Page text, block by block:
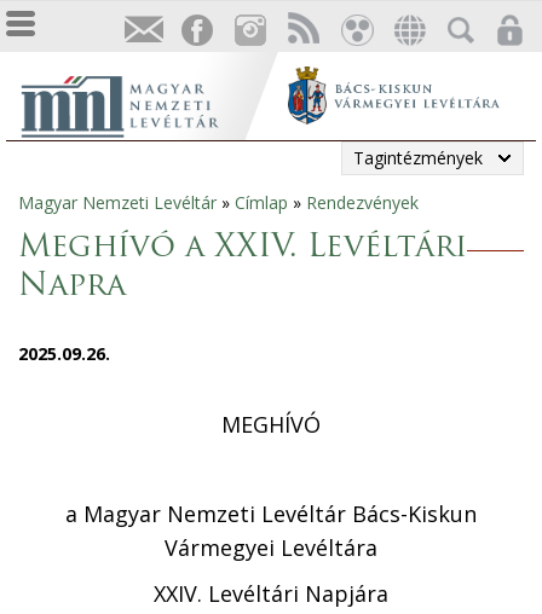
Tagintézmények
Jelenlegi
hely
Magyar Nemzeti Levéltár » Címlap » Rendezvények
Meghívó a XXIV. Levéltári
Napra
2025.09.26.
MEGHÍVÓ
a Magyar Nemzeti Levéltár Bács-Kiskun
Vármegyei Levéltára
XXIV. Levéltári Napjára